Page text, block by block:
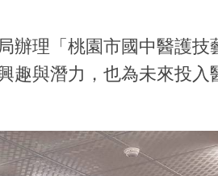
理「桃園市國中醫護
與潛力，也為未來投入